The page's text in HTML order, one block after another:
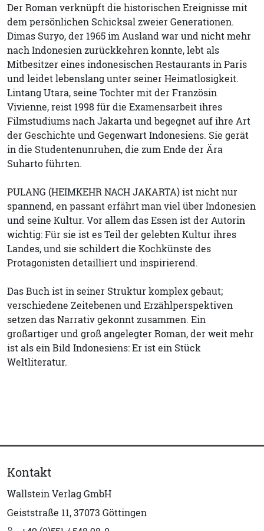
Der Roman verknüpft die historischen Ereignisse mit
dem persönlichen Schicksal zweier Generationen.
Dimas Suryo, der 1965 im Ausland war und nicht mehr
nach Indonesien zurückkehren konnte, lebt als
Mitbesitzer eines indonesischen Restaurants in Paris
und leidet lebenslang unter seiner Heimatlosigkeit.
Lintang Utara, seine Tochter mit der Französin
Vivienne, reist 1998 für die Examensarbeit ihres
Filmstudiums nach Jakarta und begegnet auf ihre Art
der Geschichte und Gegenwart Indonesiens. Sie gerät
in die Studentenunruhen, die zum Ende der Ära
Suharto führten.
PULANG (HEIMKEHR NACH JAKARTA) ist nicht nur
spannend, en passant erfährt man viel über Indonesien
und seine Kultur. Vor allem das Essen ist der Autorin
wichtig: Für sie ist es Teil der gelebten Kultur ihres
Landes, und sie schildert die Kochkünste des
Protagonisten detailliert und inspirierend.
Das Buch ist in seiner Struktur komplex gebaut;
verschiedene Zeitebenen und Erzählperspektiven
setzen das Narrativ gekonnt zusammen. Ein
großartiger und groß angelegter Roman, der weit mehr
ist als ein Bild Indonesiens: Er ist ein Stück
Weltliteratur.
Kontakt
Wallstein Verlag GmbH
Geiststraße 11, 37073 Göttingen